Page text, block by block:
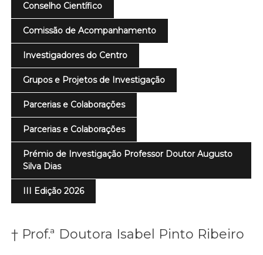
Conselho Científico
Comissão de Acompanhamento
Investigadores do Centro
Grupos e Projetos de Investigação
Parcerias e Colaborações
Parcerias e Colaborações
Prémio de Investigação Professor Doutor Augusto
Silva Dias
III Edição 2026
† Prof.ª Doutora Isabel Pinto Ribeiro